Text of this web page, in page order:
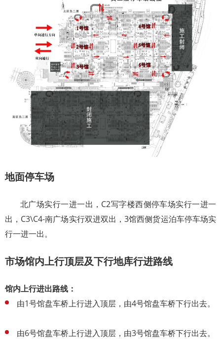
地面停车场
北广场实行一进一出，C2写字楼西侧停车场实行一进一
出，C3\C4-南广场实行双进双出，3馆西侧货运泊车停车场实
行一进一出。
市场馆内上行顶层及下行地库行进路线
馆内上行进出路线：
由1号馆盘车桥上行进入顶层，由4号馆盘车桥下行出去。
由6号馆盘车桥上行进入顶层，由3号馆盘车桥下行出去。